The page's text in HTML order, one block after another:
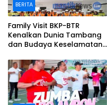
BERITA
Family Visit BKP-BTR
Kenalkan Dunia Tambang
dan Budaya Keselamatan
Karyawan